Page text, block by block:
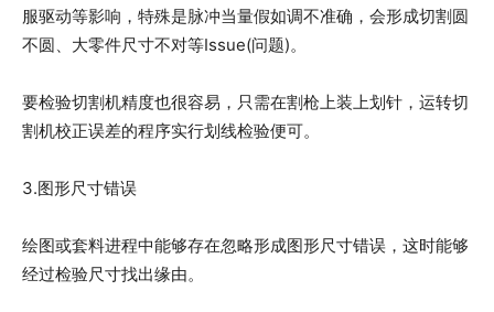
服驱动等影响，特殊是脉冲当量假如调不准确，会形成切割圆
不圆、大零件尺寸不对等Issue(问题)。
要检验切割机精度也很容易，只需在割枪上装上划针，运转切
割机校正误差的程序实行划线检验便可。
3.图形尺寸错误
绘图或套料进程中能够存在忽略形成图形尺寸错误，这时能够
经过检验尺寸找出缘由。